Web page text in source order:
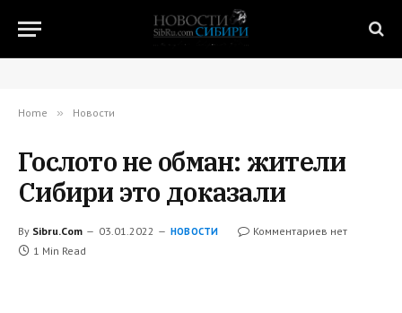
Home » Новости
Гослото не обман: жители
Сибири это доказали
By Sibru.Com 03.01.2022 НОВОСТИ
Комментариев нет
1 Min Read